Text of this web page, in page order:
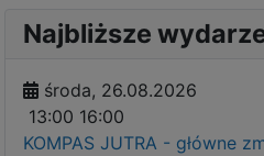
Najbliższe
środa, 26.08.2026
13:00 16:00
KOMPAS JUTRA - główne